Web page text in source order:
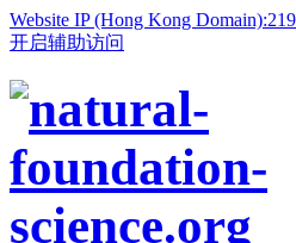
Website IP (Hong Kong
开启辅助访问